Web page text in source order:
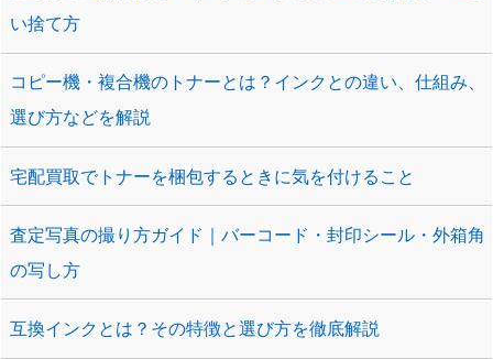
い捨て方
コピー機・複合機のトナーとは？インクとの違い、仕組み、
選び方などを解説
宅配買取でトナーを梱包するときに気を付けること
査定写真の撮り方ガイド｜バーコード・封印シール・外箱角
の写し方
互換インクとは？その特徴と選び方を徹底解説